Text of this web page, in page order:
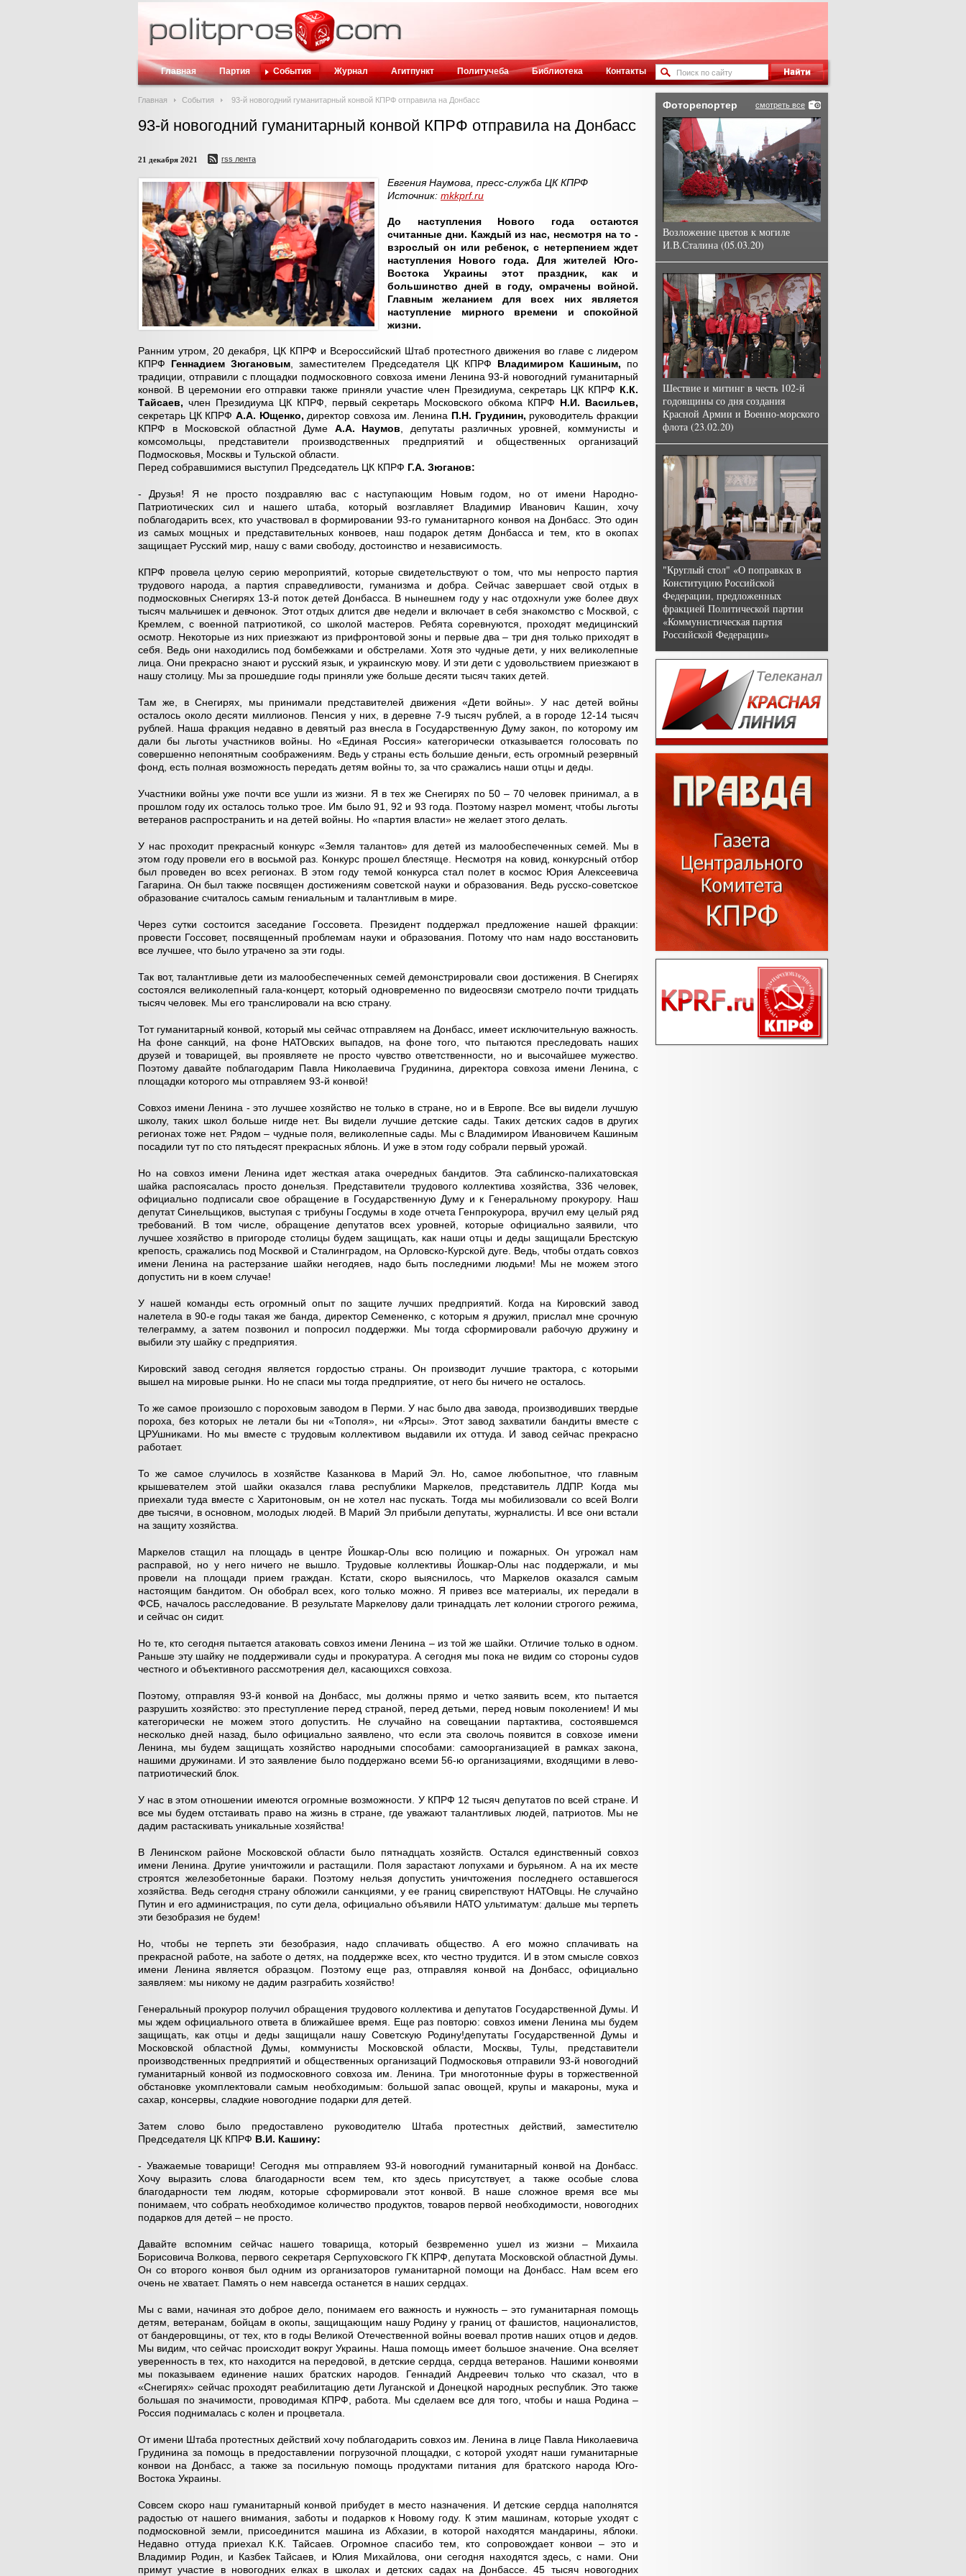
Главная Партия События Журнал Агитпункт Политучеба Библиотека Контакты
Главная События 93-й новогодний гуманитарный конвой КПРФ отправила на Донбасс
93-й новогодний гуманитарный конвой КПРФ отправила на Донбасс
21 декабря 2021 rss лента
Евгения Наумова, пресс-служба ЦК КПРФ
Источник: mkkprf.ru
До наступления Нового года остаются
считанные дни. Каждый из нас, несмотря на то -
взрослый он или ребенок, с нетерпением ждет
наступления Нового года. Для жителей Юго-
Востока Украины этот праздник, как и
большинство дней в году, омрачены войной.
Главным желанием для всех них является
наступление мирного времени и спокойной
жизни.
Ранним утром, 20 декабря, ЦК КПРФ и Всероссийский Штаб протестного движения во главе с лидером
КПРФ Геннадием Зюгановым , заместителем Председателя ЦК КПРФ Владимиром Кашиным, по
традиции, отправили с площадки подмосковного совхоза имени Ленина 93-й новогодний гуманитарный
конвой. В церемонии его отправки также приняли участие член Президиума, секретарь ЦК КПРФ К.К.
Тайсаев, член Президиума ЦК КПРФ, первый секретарь Московского обкома КПРФ Н.И. Васильев,
секретарь ЦК КПРФ А.А. Ющенко, директор совхоза им. Ленина П.Н. Грудинин, руководитель фракции
КПРФ в Московской областной Думе А.А. Наумов , депутаты различных уровней, коммунисты и
комсомольцы, представители производственных предприятий и общественных организаций
Подмосковья, Москвы и Тульской области.
Перед собравшимися выступил Председатель ЦК КПРФ Г.А. Зюганов:
- Друзья! Я не просто поздравляю вас с наступающим Новым годом, но от имени Народно-
Патриотических сил и нашего штаба, который возглавляет Владимир Иванович Кашин, хочу
поблагодарить всех, кто участвовал в формировании 93-го гуманитарного конвоя на Донбасс. Это один
из самых мощных и представительных конвоев, наш подарок детям Донбасса и тем, кто в окопах
защищает Русский мир, нашу с вами свободу, достоинство и независимость.
КПРФ провела целую серию мероприятий, которые свидетельствуют о том, что мы непросто партия
трудового народа, а партия справедливости, гуманизма и добра. Сейчас завершает свой отдых в
подмосковных Снегирях 13-й поток детей Донбасса. В нынешнем году у нас отдохнули уже более двух
тысяч мальчишек и девчонок. Этот отдых длится две недели и включает в себя знакомство с Москвой, с
Кремлем, с военной патриотикой, со школой мастеров. Ребята соревнуются, проходят медицинский
осмотр. Некоторые из них приезжают из прифронтовой зоны и первые два – три дня только приходят в
себя. Ведь они находились под бомбежками и обстрелами. Хотя это чудные дети, у них великолепные
лица. Они прекрасно знают и русский язык, и украинскую мову. И эти дети с удовольствием приезжают в
нашу столицу. Мы за прошедшие годы приняли уже больше десяти тысяч таких детей.
Там же, в Снегирях, мы принимали представителей движения «Дети войны». У нас детей войны
осталось около десяти миллионов. Пенсия у них, в деревне 7-9 тысяч рублей, а в городе 12-14 тысяч
рублей. Наша фракция недавно в девятый раз внесла в Государственную Думу закон, по которому им
дали бы льготы участников войны. Но «Единая Россия» категорически отказывается голосовать по
совершенно непонятным соображениям. Ведь у страны есть большие деньги, есть огромный резервный
фонд, есть полная возможность передать детям войны то, за что сражались наши отцы и деды.
Участники войны уже почти все ушли из жизни. Я в тех же Снегирях по 50 – 70 человек принимал, а в
прошлом году их осталось только трое. Им было 91, 92 и 93 года. Поэтому назрел момент, чтобы льготы
ветеранов распространить и на детей войны. Но «партия власти» не желает этого делать.
У нас проходит прекрасный конкурс «Земля талантов» для детей из малообеспеченных семей. Мы в
этом году провели его в восьмой раз. Конкурс прошел блестяще. Несмотря на ковид, конкурсный отбор
был проведен во всех регионах. В этом году темой конкурса стал полет в космос Юрия Алексеевича
Гагарина. Он был также посвящен достижениям советской науки и образования. Ведь русско-советское
образование считалось самым гениальным и талантливым в мире.
Через сутки состоится заседание Госсовета. Президент поддержал предложение нашей фракции:
провести Госсовет, посвященный проблемам науки и образования. Потому что нам надо восстановить
все лучшее, что было утрачено за эти годы.
Так вот, талантливые дети из малообеспеченных семей демонстрировали свои достижения. В Снегирях
состоялся великолепный гала-концерт, который одновременно по видеосвязи смотрело почти тридцать
тысяч человек. Мы его транслировали на всю страну.
Тот гуманитарный конвой, который мы сейчас отправляем на Донбасс, имеет исключительную важность.
На фоне санкций, на фоне НАТОвских выпадов, на фоне того, что пытаются преследовать наших
друзей и товарищей, вы проявляете не просто чувство ответственности, но и высочайшее мужество.
Поэтому давайте поблагодарим Павла Николаевича Грудинина, директора совхоза имени Ленина, с
площадки которого мы отправляем 93-й конвой!
Совхоз имени Ленина - это лучшее хозяйство не только в стране, но и в Европе. Все вы видели лучшую
школу, таких школ больше нигде нет. Вы видели лучшие детские сады. Таких детских садов в других
регионах тоже нет. Рядом – чудные поля, великолепные сады. Мы с Владимиром Ивановичем Кашиным
посадили тут по сто пятьдесят прекрасных яблонь. И уже в этом году собрали первый урожай.
Но на совхоз имени Ленина идет жесткая атака очередных бандитов. Эта саблинско-палихатовская
шайка распоясалась просто донельзя. Представители трудового коллектива хозяйства, 336 человек,
официально подписали свое обращение в Государственную Думу и к Генеральному прокурору. Наш
депутат Синельщиков, выступая с трибуны Госдумы в ходе отчета Генпрокурора, вручил ему целый ряд
требований. В том числе, обращение депутатов всех уровней, которые официально заявили, что
лучшее хозяйство в пригороде столицы будем защищать, как наши отцы и деды защищали Брестскую
крепость, сражались под Москвой и Сталинградом, на Орловско-Курской дуге. Ведь, чтобы отдать совхоз
имени Ленина на растерзание шайки негодяев, надо быть последними людьми! Мы не можем этого
допустить ни в коем случае!
У нашей команды есть огромный опыт по защите лучших предприятий. Когда на Кировский завод
налетела в 90-е годы такая же банда, директор Семененко, с которым я дружил, прислал мне срочную
телеграмму, а затем позвонил и попросил поддержки. Мы тогда сформировали рабочую дружину и
выбили эту шайку с предприятия.
Кировский завод сегодня является гордостью страны. Он производит лучшие трактора, с которыми
вышел на мировые рынки. Но не спаси мы тогда предприятие, от него бы ничего не осталось.
То же самое произошло с пороховым заводом в Перми. У нас было два завода, производивших твердые
пороха, без которых не летали бы ни «Тополя», ни «Ярсы». Этот завод захватили бандиты вместе с
ЦРУшниками. Но мы вместе с трудовым коллективом выдавили их оттуда. И завод сейчас прекрасно
работает.
То же самое случилось в хозяйстве Казанкова в Марий Эл. Но, самое любопытное, что главным
крышевателем этой шайки оказался глава республики Маркелов, представитель ЛДПР. Когда мы
приехали туда вместе с Харитоновым, он не хотел нас пускать. Тогда мы мобилизовали со всей Волги
две тысячи, в основном, молодых людей. В Марий Эл прибыли депутаты, журналисты. И все они встали
на защиту хозяйства.
Маркелов стащил на площадь в центре Йошкар-Олы всю полицию и пожарных. Он угрожал нам
расправой, но у него ничего не вышло. Трудовые коллективы Йошкар-Олы нас поддержали, и мы
провели на площади прием граждан. Кстати, скоро выяснилось, что Маркелов оказался самым
настоящим бандитом. Он обобрал всех, кого только можно. Я привез все материалы, их передали в
ФСБ, началось расследование. В результате Маркелову дали тринадцать лет колонии строгого режима,
и сейчас он сидит.
Но те, кто сегодня пытается атаковать совхоз имени Ленина – из той же шайки. Отличие только в одном.
Раньше эту шайку не поддерживали суды и прокуратура. А сегодня мы пока не видим со стороны судов
честного и объективного рассмотрения дел, касающихся совхоза.
Поэтому, отправляя 93-й конвой на Донбасс, мы должны прямо и четко заявить всем, кто пытается
разрушить хозяйство: это преступление перед страной, перед детьми, перед новым поколением! И мы
категорически не можем этого допустить. Не случайно на совещании партактива, состоявшемся
несколько дней назад, было официально заявлено, что если эта сволочь появится в совхозе имени
Ленина, мы будем защищать хозяйство народными способами: самоорганизацией в рамках закона,
нашими дружинами. И это заявление было поддержано всеми 56-ю организациями, входящими в лево-
патриотический блок.
У нас в этом отношении имеются огромные возможности. У КПРФ 12 тысяч депутатов по всей стране. И
все мы будем отстаивать право на жизнь в стране, где уважают талантливых людей, патриотов. Мы не
дадим растаскивать уникальные хозяйства!
В Ленинском районе Московской области было пятнадцать хозяйств. Остался единственный совхоз
имени Ленина. Другие уничтожили и растащили. Поля зарастают лопухами и бурьяном. А на их месте
строятся железобетонные бараки. Поэтому нельзя допустить уничтожения последнего оставшегося
хозяйства. Ведь сегодня страну обложили санкциями, у ее границ свирепствуют НАТОвцы. Не случайно
Путин и его администрация, по сути дела, официально объявили НАТО ультиматум: дальше мы терпеть
эти безобразия не будем!
Но, чтобы не терпеть эти безобразия, надо сплачивать общество. А его можно сплачивать на
прекрасной работе, на заботе о детях, на поддержке всех, кто честно трудится. И в этом смысле совхоз
имени Ленина является образцом. Поэтому еще раз, отправляя конвой на Донбасс, официально
заявляем: мы никому не дадим разграбить хозяйство!
Генеральный прокурор получил обращения трудового коллектива и депутатов Государственной Думы. И
мы ждем официального ответа в ближайшее время. Еще раз повторю: совхоз имени Ленина мы будем
защищать, как отцы и деды защищали нашу Советскую Родину!депутаты Государственной Думы и
Московской областной Думы, коммунисты Московской области, Москвы, Тулы, представители
производственных предприятий и общественных организаций Подмосковья отправили 93-й новогодний
гуманитарный конвой из подмосковного совхоза им. Ленина. Три многотонные фуры в торжественной
обстановке укомплектовали самым необходимым: большой запас овощей, крупы и макароны, мука и
сахар, консервы, сладкие новогодние подарки для детей.
Затем слово было предоставлено руководителю Штаба протестных действий, заместителю
Председателя ЦК КПРФ В.И. Кашину:
- Уважаемые товарищи! Сегодня мы отправляем 93-й новогодний гуманитарный конвой на Донбасс.
Хочу выразить слова благодарности всем тем, кто здесь присутствует, а также особые слова
благодарности тем людям, которые сформировали этот конвой. В наше сложное время все мы
понимаем, что собрать необходимое количество продуктов, товаров первой необходимости, новогодних
подарков для детей – не просто.
Давайте вспомним сейчас нашего товарища, который безвременно ушел из жизни – Михаила
Борисовича Волкова, первого секретаря Серпуховского ГК КПРФ, депутата Московской областной Думы.
Он со второго конвоя был одним из организаторов гуманитарной помощи на Донбасс. Нам всем его
очень не хватает. Память о нем навсегда останется в наших сердцах.
Мы с вами, начиная это доброе дело, понимаем его важность и нужность – это гуманитарная помощь
детям, ветеранам, бойцам в окопы, защищающим нашу Родину у границ от фашистов, националистов,
от бандеровщины, от тех, кто в годы Великой Отечественной войны воевал против наших отцов и дедов.
Мы видим, что сейчас происходит вокруг Украины. Наша помощь имеет большое значение. Она вселяет
уверенность в тех, кто находится на передовой, в детские сердца, сердца ветеранов. Нашими конвоями
мы показываем единение наших братских народов. Геннадий Андреевич только что сказал, что в
«Снегирях» сейчас проходят реабилитацию дети Луганской и Донецкой народных республик. Это также
большая по значимости, проводимая КПРФ, работа. Мы сделаем все для того, чтобы и наша Родина –
Россия поднималась с колен и процветала.
От имени Штаба протестных действий хочу поблагодарить совхоз им. Ленина в лице Павла Николаевича
Грудинина за помощь в предоставлении погрузочной площадки, с которой уходят наши гуманитарные
конвои на Донбасс, а также за посильную помощь продуктами питания для братского народа Юго-
Востока Украины.
Совсем скоро наш гуманитарный конвой прибудет в место назначения. И детские сердца наполнятся
радостью от нашего внимания, заботы и подарков к Новому году. К этим машинам, которые уходят с
подмосковной земли, присоединится машина из Абхазии, в которой находятся мандарины, яблоки.
Недавно оттуда приехал К.К. Тайсаев. Огромное спасибо тем, кто сопровождает конвои – это и
Владимир Родин, и Казбек Тайсаев, и Юлия Михайлова, они сегодня находятся здесь, с нами. Они
примут участие в новогодних елках в школах и детских садах на Донбассе. 45 тысяч новогодних
смотреть все
Фоторепортер
Возложение цветов к могиле
И.В.Сталина (05.03.20)
Шествие и митинг в честь 102-й
годовщины со дня создания
Красной Армии и Военно-морского
флота (23.02.20)
"Круглый стол" «О поправках в
Конституцию Российской
Федерации, предложенных
фракцией Политической партии
«Коммунистическая партия
Российской Федерации»